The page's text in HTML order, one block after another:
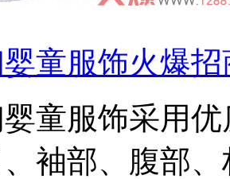
童服饰火爆招
童服饰采用
袖部、腹部